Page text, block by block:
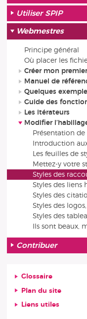
Utiliser SPIP
Webmestres
Principe général
Où placer les
Créer mon
Manuel de
Quelques
Guide des
Les itérateurs
Modifier
Présentation de
Introduction
Les feuilles de
Mettez-y votre
Styles des
Styles des liens
Styles des
Styles des
Styles des
Ils sont beaux,
Contribuer
Glossaire
Plan du site
Liens utiles